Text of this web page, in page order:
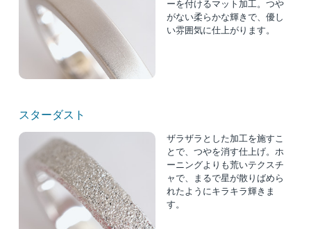
ーを付けるマット加工。つや
がない柔らかな輝きで、優し
い雰囲気に仕上がります。
スターダスト
ザラザラとした加工を施すこ
とで、つやを消す仕上げ。ホ
ーニングよりも荒いテクスチ
ャで、まるで星が散りばめら
れたようにキラキラ輝きま
す。